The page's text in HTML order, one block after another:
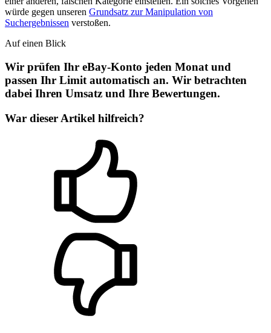
würde gegen unseren Grundsatz zur Manipulation von
Suchergebnissen verstoßen.
Auf einen Blick
Wir prüfen Ihr eBay-Konto jeden Monat und
passen Ihr Limit automatisch an. Wir betrachten
dabei Ihren Umsatz und Ihre Bewertungen.
War dieser Artikel hilfreich?